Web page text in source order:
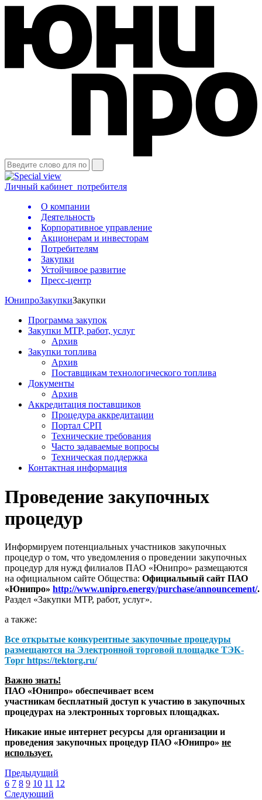
Личный кабинет потребителя
О компании
Деятельность
Корпоративное управление
Акционерам и инвесторам
Потребителям
Закупки
Устойчивое развитие
Пресс-центр
ЮнипроЗакупкиЗакупки
Программа закупок
Закупки МТР, работ, услуг
Архив
Закупки топлива
Архив
Поставщикам технологического топлива
Документы
Архив
Аккредитация поставщиков
Процедура аккредитации
Портал СРП
Технические требования
Часто задаваемые вопросы
Техническая поддержка
Контактная информация
Проведение закупочных
процедур
Информируем потенциальных участников закупочных
процедур о том, что уведомления о проведении закупочных
процедур для нужд филиалов ПАО «Юнипро» размещаются
на официальном сайте Общества: Официальный сайт ПАО
«Юнипро» http://www.unipro.energy/purchase/announcement/.
Раздел «Закупки МТР, работ, услуг».
а также:
Все открытые конкурентные закупочные процедуры
размещаются на Электронной торговой площадке ТЭК-
Торг https://tektorg.ru/
Важно знать!
ПАО «Юнипро» обеспечивает всем
участникам бесплатный доступ к участию в закупочных
процедурах на электронных торговых площадках.
Никакие иные интернет ресурсы для организации и
проведения закупочных процедур ПАО «Юнипро» не
использует.
Предыдущий
6 7 8 9 10 11 12
Следующий